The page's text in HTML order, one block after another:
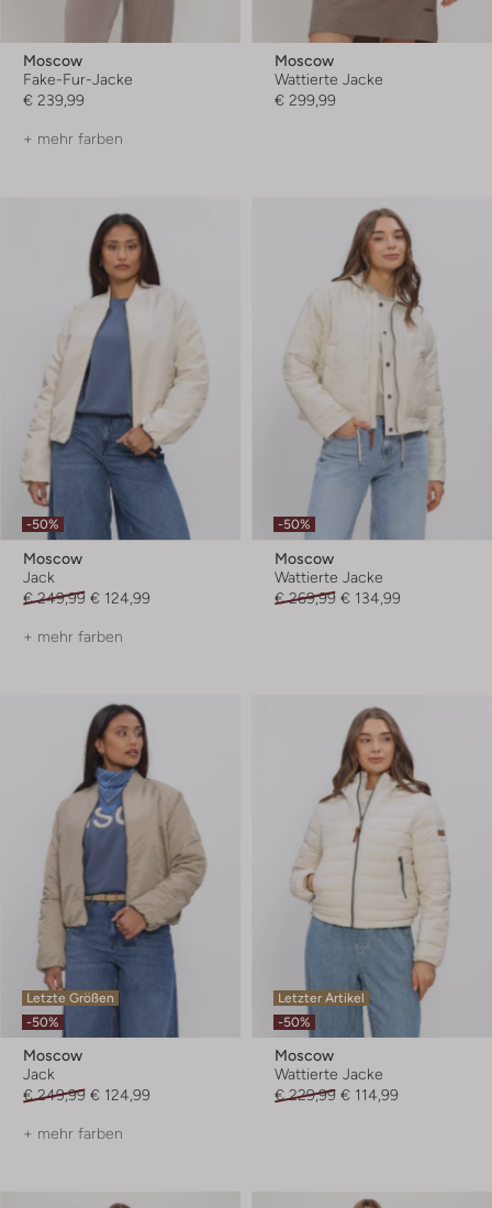
Moscow
Fake-Fur-Jacke
€ 239,99
+ mehr farben
Moscow
Wattierte Jacke
€ 299,99
-50%
Moscow
Jack
€ 249,99 € 124,99
+ mehr farben
-50%
Moscow
Wattierte Jacke
€ 269,99 € 134,99
Letzte Größen
-50%
Moscow
Jack
€ 249,99 € 124,99
+ mehr farben
Letzter Artikel
-50%
Moscow
Wattierte Jacke
€ 229,99 € 114,99